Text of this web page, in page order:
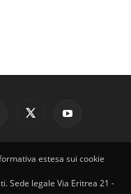
estesa sui cookie
Sede legale Via Eritrea 21 -